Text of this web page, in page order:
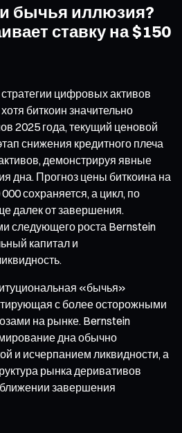
бычья иллюзия?
ставку на $150
цифровых активов
биткоин значительно
2025 года, текущий ценовой
снижения кредитного плеча
демонстрируя явные
дна. Прогноз цены биткоина на
сохраняется, а цикл, по
далек от завершения.
следующего роста Bernstein
капитал и
«бычья»
с более осторожными
на рынке. Bernstein
дна обычно
и исчерпанием ликвидности, а
рынка деривативов
завершения